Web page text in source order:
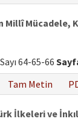
Millî Mücadele,
64-65-66
Tam Metin
İlkeleri ve